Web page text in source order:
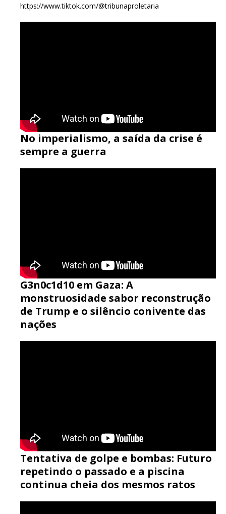
https://www.tiktok.com/@tribunaproletaria
No imperialismo, a saída da crise é
sempre a guerra
G3n0c1d10 em Gaza: A
monstruosidade sabor reconstrução
de Trump e o silêncio conivente das
nações
Tentativa de golpe e bombas: Futuro
repetindo o passado e a piscina
continua cheia dos mesmos ratos